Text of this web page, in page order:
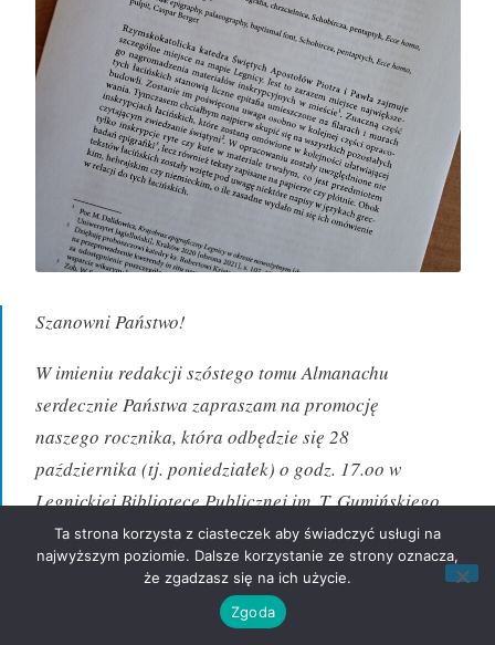
Szanowni Państwo!
W imieniu redakcji szóstego tomu Almanachu
serdecznie Państwa zapraszam na promocję
naszego rocznika, która odbędzie się 28
października (tj. poniedziałek) o godz. 17.oo w
Legnickiej Bibliotece Publicznej im. T. Gumińskiego
przy ul. Piastowskiej.
Pozdrawiam serdecznie
Ta strona korzysta z ciasteczek aby świadczyć usługi na
najwyższym poziomie. Dalsze korzystanie ze strony oznacza,
że zgadzasz się na ich użycie.
Zgoda